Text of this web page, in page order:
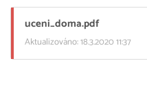
uceni_doma.pdf
Aktualizováno: 18.3.2020 11:37